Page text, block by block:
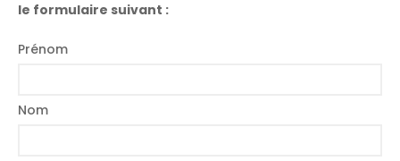
le formulaire suivant :
Prénom
Nom